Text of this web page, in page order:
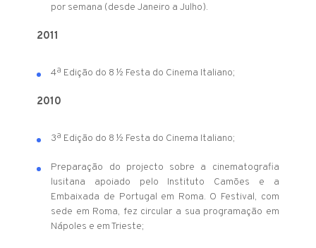
por semana (desde Janeiro a Julho).
2011
4ª Edição do 8 ½ Festa do Cinema Italiano;
2010
3ª Edição do 8 ½ Festa do Cinema Italiano;
Preparação do projecto sobre a cinematografia
lusitana apoiado pelo Instituto Camões e a
Embaixada de Portugal em Roma. O Festival, com
sede em Roma, fez circular a sua programação em
Nápoles e em Trieste;